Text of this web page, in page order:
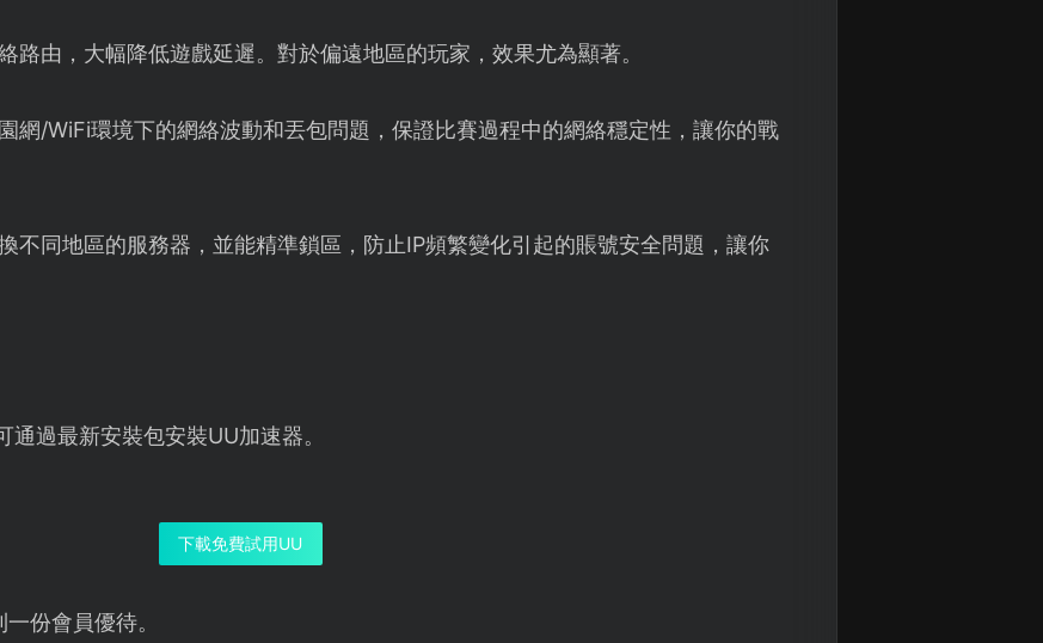
路由，大幅降低遊戲延遲。對於偏遠地區的玩家，效果尤為顯著。
網/WiFi環境下的網絡波動和丟包問題，保證比賽過程中的網絡穩定性，讓你的戰
不同地區的服務器，並能精準鎖區，防止IP頻繁變化引起的賬號安全問題，讓你
過最新安裝包安裝UU加速器。
下載免費試用UU
份會員優待。